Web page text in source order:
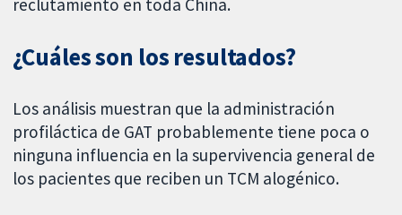
reclutamiento en toda China.
¿Cuáles son los resultados?
Los análisis muestran que la administración
profiláctica de GAT probablemente tiene poca o
ninguna influencia en la supervivencia general de
los pacientes que reciben un TCM alogénico.